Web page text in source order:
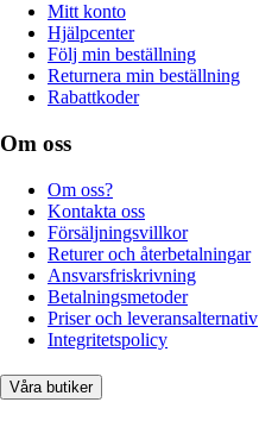
Mitt konto
Hjälpcenter
Följ min beställning
Returnera min beställning
Rabattkoder
Om oss
Om oss?
Kontakta oss
Försäljningsvillkor
Returer och återbetalningar
Ansvarsfriskrivning
Betalningsmetoder
Priser och leveransalternativ
Integritetspolicy
Våra butiker